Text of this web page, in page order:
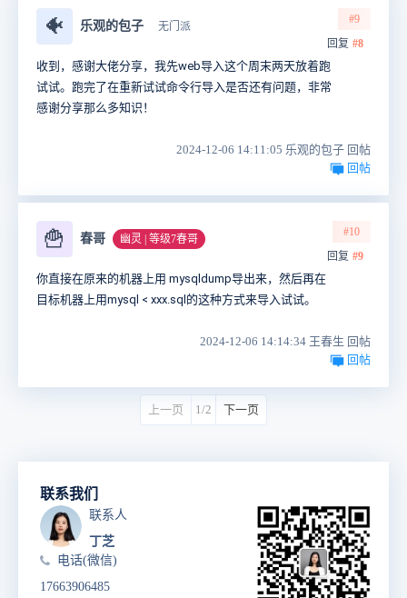
🐠 乐观的包子 无门派
#9
回复 #8
收到，感谢大佬分享，我先web导入这个周末两天放着跑
试试。跑完了在重新试试命令行导入是否还有问题，非常
感谢分享那么多知识！
2024-12-06 14:11:05 乐观的包子 回帖
回帖
🍟 春哥 幽灵 | 等级7春哥
#10
回复 #9
你直接在原来的机器上用 mysqldump导出来，然后再在
目标机器上用mysql < xxx.sql的这种方式来导入试试。
2024-12-06 14:14:34 王春生 回帖
回帖
上一页 1/2 下一页
联系我们
联系人
丁芝
电话(微信)
17663906485